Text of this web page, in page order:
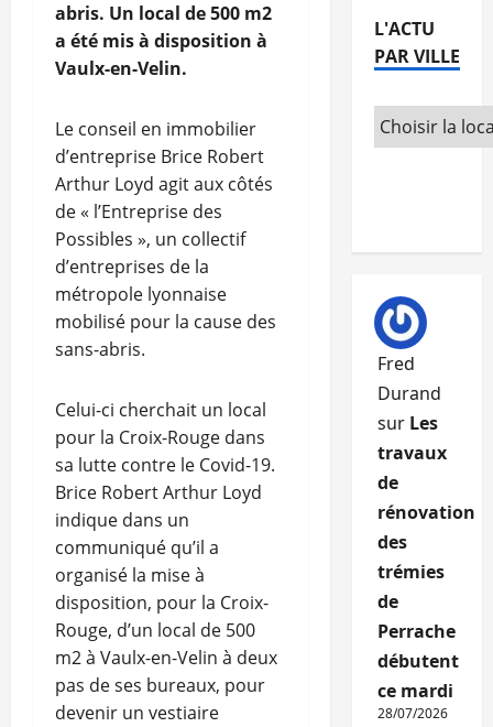
abris. Un local de 500 m2
a été mis à disposition à
Vaulx-en-Velin.
Le conseil en immobilier
d’entreprise Brice Robert
Arthur Loyd agit aux côtés
de « l’Entreprise des
Possibles », un collectif
d’entreprises de la
métropole lyonnaise
mobilisé pour la cause des
sans-abris.
Celui-ci cherchait un local
pour la Croix-Rouge dans
sa lutte contre le Covid-19.
Brice Robert Arthur Loyd
indique dans un
communiqué qu’il a
organisé la mise à
disposition, pour la Croix-
Rouge, d’un local de 500
m2 à Vaulx-en-Velin à deux
pas de ses bureaux, pour
devenir un vestiaire
L'ACTU
PAR VILLE
Fred
Durand
sur Les
travaux
de
rénovation
des
trémies
de
Perrache
débutent
ce mardi
28/07/2026